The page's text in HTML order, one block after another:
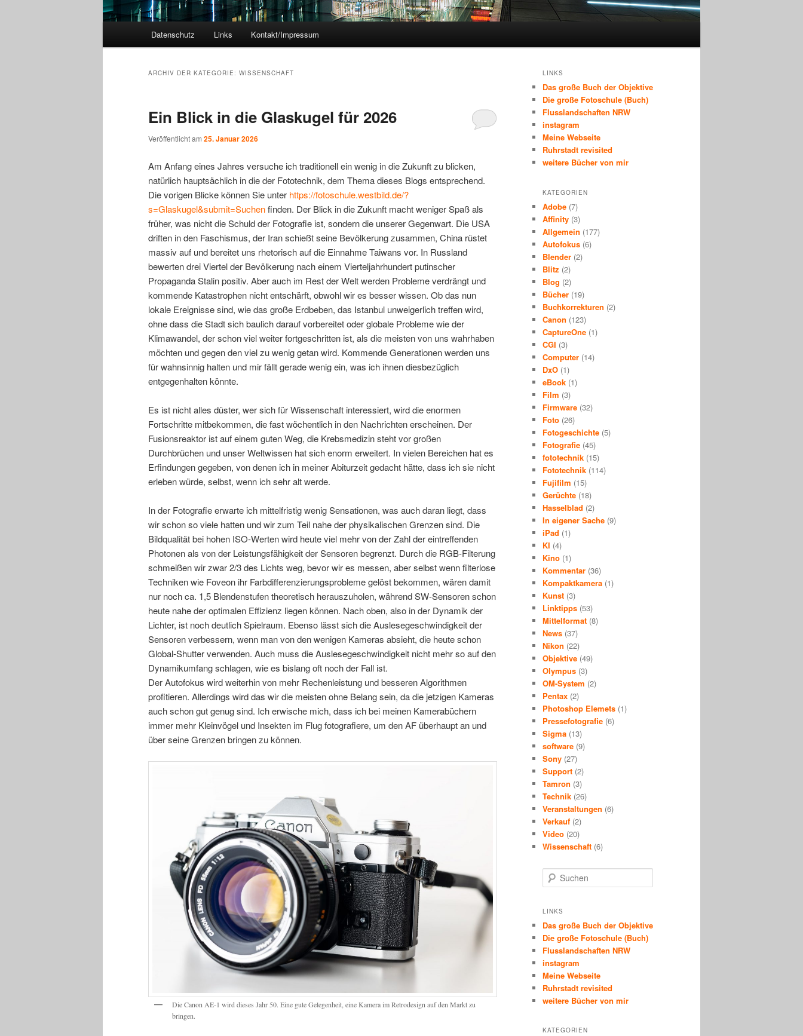
Datenschutz Links Kontakt/Impressum
ARCHIV DER KATEGORIE: WISSENSCHAFT
Ein Blick in die Glaskugel für 2026
Veröffentlicht am 25. Januar 2026
Am Anfang eines Jahres versuche ich traditionell ein wenig in die Zukunft zu blicken,
natürlich hauptsächlich in die der Fototechnik, dem Thema dieses Blogs entsprechend.
Die vorigen Blicke können Sie unter https://fotoschule.westbild.de/?
s=Glaskugel&submit=Suchenfinden. Der Blick in die Zukunft macht weniger Spaß als
früher, was nicht die Schuld der Fotografie ist, sondern die unserer Gegenwart. Die USA
driften in den Faschismus, der Iran schießt seine Bevölkerung zusammen, China rüstet
massiv auf und bereitet uns rhetorisch auf die Einnahme Taiwans vor. In Russland
bewerten drei Viertel der Bevölkerung nach einem Vierteljahrhundert putinscher
Propaganda Stalin positiv. Aber auch im Rest der Welt werden Probleme verdrängt und
kommende Katastrophen nicht entschärft, obwohl wir es besser wissen. Ob das nun
lokale Ereignisse sind, wie das große Erdbeben, das Istanbul unweigerlich treffen wird,
ohne dass die Stadt sich baulich darauf vorbereitet oder globale Probleme wie der
Klimawandel, der schon viel weiter fortgeschritten ist, als die meisten von uns wahrhaben
möchten und gegen den viel zu wenig getan wird. Kommende Generationen werden uns
für wahnsinnig halten und mir fällt gerade wenig ein, was ich ihnen diesbezüglich
entgegenhalten könnte.
Es ist nicht alles düster, wer sich für Wissenschaft interessiert, wird die enormen
Fortschritte mitbekommen, die fast wöchentlich in den Nachrichten erscheinen. Der
Fusionsreaktor ist auf einem guten Weg, die Krebsmedizin steht vor großen
Durchbrüchen und unser Weltwissen hat sich enorm erweitert. In vielen Bereichen hat es
Erfindungen gegeben, von denen ich in meiner Abiturzeit gedacht hätte, dass ich sie nicht
erleben würde, selbst, wenn ich sehr alt werde.
In der Fotografie erwarte ich mittelfristig wenig Sensationen, was auch daran liegt, dass
wir schon so viele hatten und wir zum Teil nahe der physikalischen Grenzen sind. Die
Bildqualität bei hohen ISO-Werten wird heute viel mehr von der Zahl der eintreffenden
Photonen als von der Leistungsfähigkeit der Sensoren begrenzt. Durch die RGB-Filterung
schmeißen wir zwar 2/3 des Lichts weg, bevor wir es messen, aber selbst wenn filterlose
Techniken wie Foveon ihr Farbdifferenzierungsprobleme gelöst bekommen, wären damit
nur noch ca. 1,5 Blendenstufen theoretisch herauszuholen, während SW-Sensoren schon
heute nahe der optimalen Effizienz liegen können. Nach oben, also in der Dynamik der
Lichter, ist noch deutlich Spielraum. Ebenso lässt sich die Auslesegeschwindigkeit der
Sensoren verbessern, wenn man von den wenigen Kameras absieht, die heute schon
Global-Shutter verwenden. Auch muss die Auslesegeschwindigkeit nicht mehr so auf den
Dynamikumfang schlagen, wie es bislang oft noch der Fall ist.
Der Autofokus wird weiterhin von mehr Rechenleistung und besseren Algorithmen
profitieren. Allerdings wird das wir die meisten ohne Belang sein, da die jetzigen Kameras
auch schon gut genug sind. Ich erwische mich, dass ich bei meinen Kamerabüchern
immer mehr Kleinvögel und Insekten im Flug fotografiere, um den AF überhaupt an und
über seine Grenzen bringen zu können.
Die Canon AE-1 wird dieses Jahr 50. Eine gute Gelegenheit, eine Kamera im Retrodesign auf den Markt zu
bringen.
LINKS
Das große Buch der Objektive
Die große Fotoschule (Buch)
Flusslandschaften NRW
instagram
Meine Webseite
Ruhrstadt revisited
weitere Bücher von mir
KATEGORIEN
Adobe (7)
Affinity (3)
Allgemein (177)
Autofokus (6)
Blender (2)
Blitz (2)
Blog (2)
Bücher (19)
Buchkorrekturen (2)
Canon (123)
CaptureOne (1)
CGI (3)
Computer (14)
DxO (1)
eBook (1)
Film (3)
Firmware (32)
Foto (26)
Fotogeschichte (5)
Fotografie (45)
fototechnik (15)
Fototechnik (114)
Fujifilm (15)
Gerüchte (18)
Hasselblad (2)
In eigener Sache (9)
iPad (1)
KI (4)
Kino (1)
Kommentar (36)
Kompaktkamera (1)
Kunst (3)
Linktipps (53)
Mittelformat (8)
News (37)
Nikon (22)
Objektive (49)
Olympus (3)
OM-System (2)
Pentax (2)
Photoshop Elemets (1)
Pressefotografie (6)
Sigma (13)
software (9)
Sony (27)
Support (2)
Tamron (3)
Technik (26)
Veranstaltungen (6)
Verkauf (2)
Video (20)
Wissenschaft (6)
u
h
n
LINKS
Das große Buch der Objektive
Die große Fotoschule (Buch)
Flusslandschaften NRW
instagram
Meine Webseite
Ruhrstadt revisited
weitere Bücher von mir
KATEGORIEN